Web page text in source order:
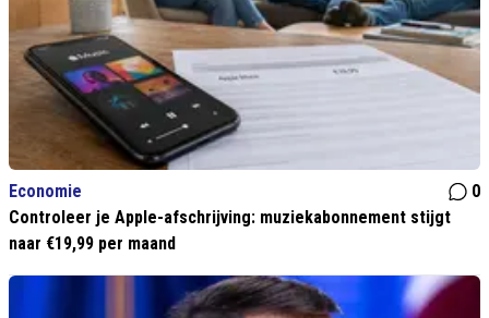
Economie
0
Controleer je Apple-afschrijving: muziekabonnement stijgt
naar €19,99 per maand